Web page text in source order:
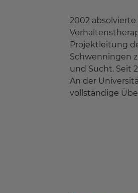
2002
Projektleitung
Schwenningen
und Sucht. Seit
An der
vollständige